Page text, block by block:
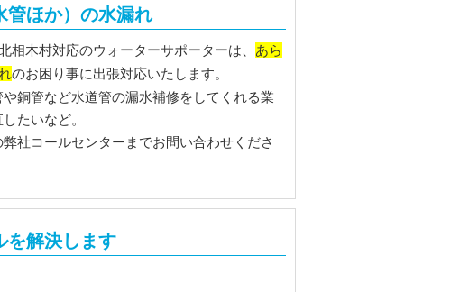
管ほか）の水漏れ
相木村対応のウォーターサポーターは、 あら
のお困り事に出張対応いたします。
銅管など水道管の漏水補修をしてくれる業
たいなど。
社コールセンターまでお問い合わせくださ
を解決します